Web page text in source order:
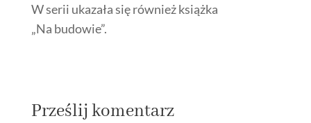
W serii ukazała się również książka
„Na budowie”.
Prześlij komentarz